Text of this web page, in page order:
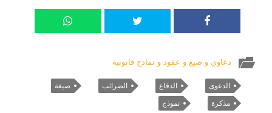
دعاوي و صيغ و عقود و نماذج قانونية
الدعوى الدفاع الضرائب صيغة
مذكرة نموذج